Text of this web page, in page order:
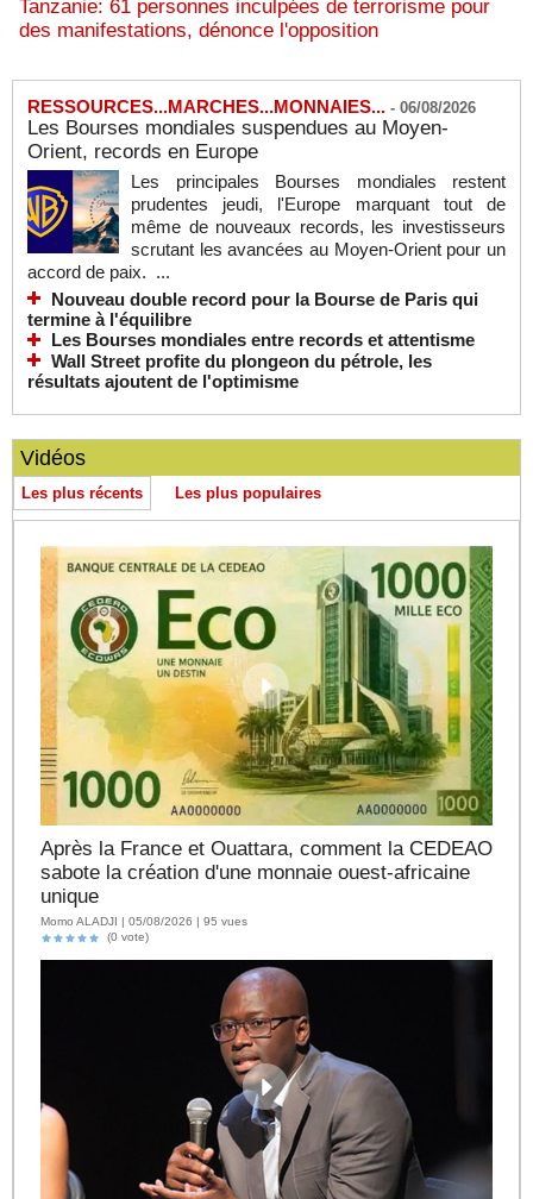
Tanzanie: 61 personnes inculpées de terrorisme pour
des manifestations, dénonce l'opposition
RESSOURCES...MARCHES...MONNAIES... - 06/08/2026
Les Bourses mondiales suspendues au Moyen-
Orient, records en Europe
Les principales Bourses mondiales restent
prudentes jeudi, l'Europe marquant tout de
même de nouveaux records, les investisseurs
scrutant les avancées au Moyen-Orient pour un
accord de paix. ...
Nouveau double record pour la Bourse de Paris qui
termine à l'équilibre
Les Bourses mondiales entre records et attentisme
Wall Street profite du plongeon du pétrole, les
résultats ajoutent de l'optimisme
Vidéos
Les plus récents Les plus populaires
Après la France et Ouattara, comment la CEDEAO
sabote la création d'une monnaie ouest-africaine
unique
Momo ALADJI | 05/08/2026 | 95 vues
(0 vote)